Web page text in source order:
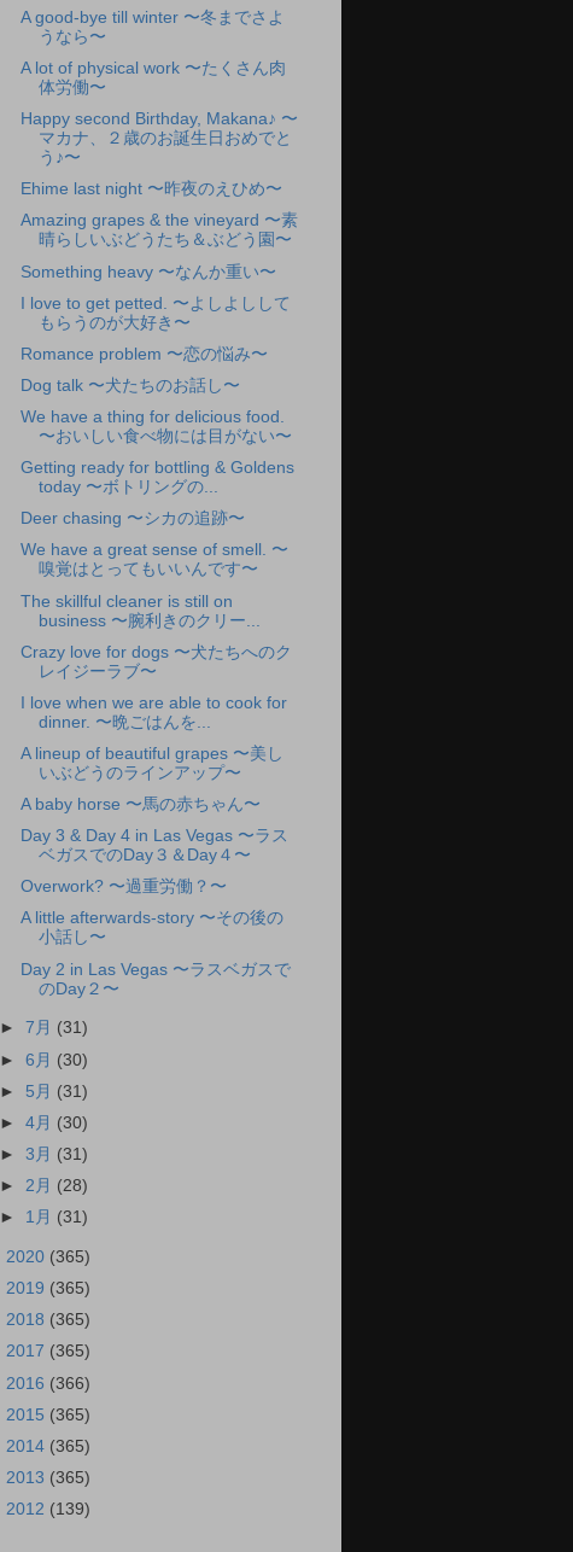
A good-bye till winter 〜冬までさよ
うなら〜
A lot of physical work 〜たくさん肉
体労働〜
Happy second Birthday, Makana♪ 〜
マカナ、２歳のお誕生日おめでと
う♪〜
Ehime last night 〜昨夜のえひめ〜
Amazing grapes & the vineyard 〜素
晴らしいぶどうたち＆ぶどう園〜
Something heavy 〜なんか重い〜
I love to get petted. 〜よしよしして
もらうのが大好き〜
Romance problem 〜恋の悩み〜
Dog talk 〜犬たちのお話し〜
We have a thing for delicious food.
〜おいしい食べ物には目がない〜
Getting ready for bottling & Goldens
today 〜ボトリングの...
Deer chasing 〜シカの追跡〜
We have a great sense of smell. 〜
嗅覚はとってもいいんです〜
The skillful cleaner is still on
business 〜腕利きのクリー...
Crazy love for dogs 〜犬たちへのク
レイジーラブ〜
I love when we are able to cook for
dinner. 〜晩ごはんを...
A lineup of beautiful grapes 〜美し
いぶどうのラインアップ〜
A baby horse 〜馬の赤ちゃん〜
Day 3 & Day 4 in Las Vegas 〜ラス
ベガスでのDay３＆Day４〜
Overwork? 〜過重労働？〜
A little afterwards-story 〜その後の
小話し〜
Day 2 in Las Vegas 〜ラスベガスで
のDay２〜
►7月 (31)
►6月 (30)
► 5月 (31)
►4月 (30)
►3月 (31)
►2月 (28)
► 1月 (31)
2020 (365)
2019 (365)
2018 (365)
2017 (365)
2016 (366)
2015 (365)
2014 (365)
2013 (365)
2012 (139)